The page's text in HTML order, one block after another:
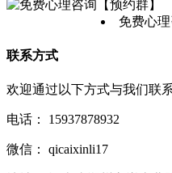
免费心理
联系方式
欢迎通过以下方式与我们联
电话： 15937878932
微信： qicaixinli17